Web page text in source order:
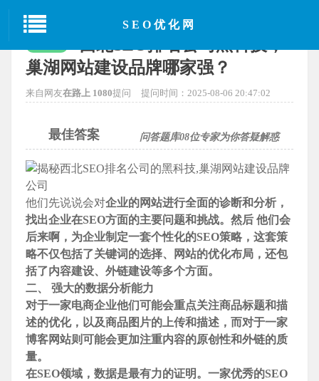
SEO优化网
当前位置：
巢湖网站建设品牌哪家强？
来自网友在路上 1080提问 提问时间：2025-08-06 20:47:02
最佳答案 问答题库08位专家为你答疑解惑
他们先说说会对企业的网站进行全面的诊断和分析，
找出企业在SEO方面的主要问题和挑战。然后 他们会
后来啊，为企业制定一套个性化的SEO策略，这套策
略不仅包括了关键词的选择、网站的优化布局，还包
括了内容建设、外链建设等多个方面。
二、 强大的数据分析能力
对于一家电商企业他们可能会重点关注商品标题和描
述的优化，以及商品图片的上传和描述，而对于一家
博客网站则可能会更加注重内容的原创性和外链的质
量。
在SEO领域，数据是最有力的证明。一家优秀的SEO